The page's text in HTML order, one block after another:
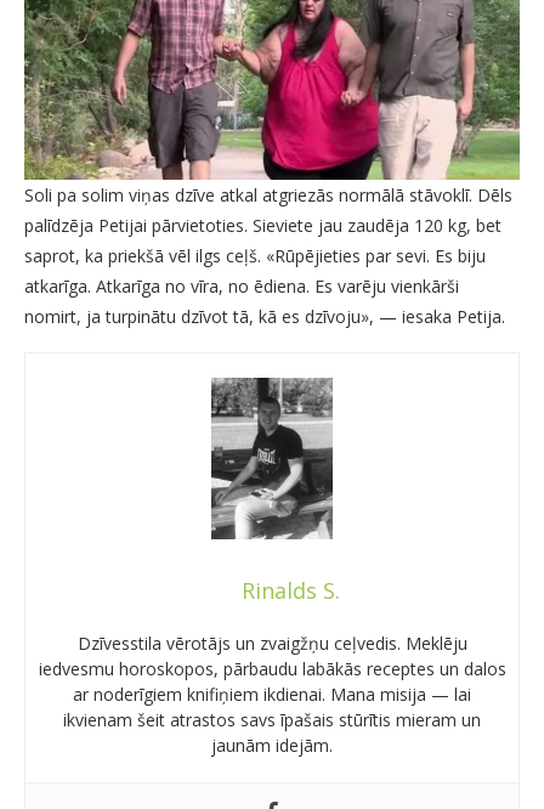
Soli pa solim viņas dzīve atkal atgriezās normālā stāvoklī. Dēls
palīdzēja Petijai pārvietoties. Sieviete jau zaudēja 120 kg, bet
saprot, ka priekšā vēl ilgs ceļš. «Rūpējieties par sevi. Es biju
atkarīga. Atkarīga no vīra, no ēdiena. Es varēju vienkārši
nomirt, ja turpinātu dzīvot tā, kā es dzīvoju», — iesaka Petija.
Rinalds S.
Dzīvesstila vērotājs un zvaigžņu ceļvedis. Meklēju
iedvesmu horoskopos, pārbaudu labākās receptes un dalos
ar noderīgiem knifiņiem ikdienai. Mana misija — lai
ikvienam šeit atrastos savs īpašais stūrītis mieram un
jaunām idejām.